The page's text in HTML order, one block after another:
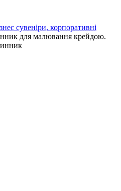
сувеніри, корпоративні
для малювання крейдою.